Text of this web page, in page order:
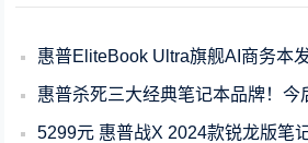
惠普EliteBook Ultra旗舰AI商务本发布：搭载骁
惠普杀死三大经典笔记本品牌！今后
5299元 惠普战X 2024款锐龙版笔记本开售：锐龙7